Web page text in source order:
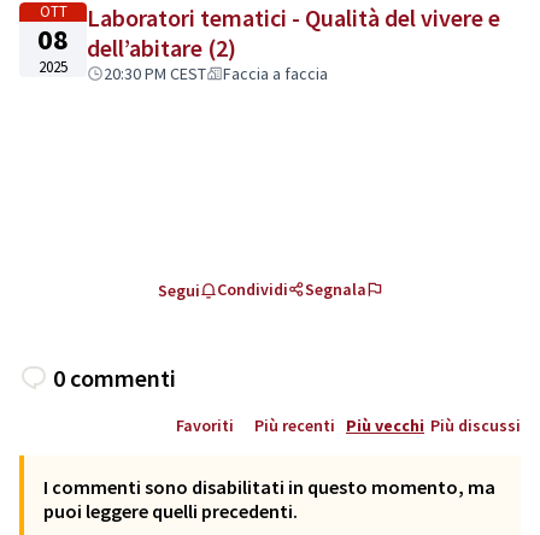
OTT
08
2025
Laboratori tematici - Qualità del vivere e
dell’abitare (2)
20:30 PM CEST Faccia a faccia
Segui Condividi Segnala
0 commenti
Favoriti Più recenti Più vecchi Più discussi
I commenti sono disabilitati in questo momento, ma
puoi leggere quelli precedenti.